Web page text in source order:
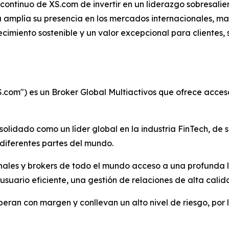
de XS.com de invertir en un liderazgo
su presencia en los mercados internacionales,
sostenible y un valor excepcional para
es un Broker Global Multiactivos que ofrece
como un líder global en la industria FinTech,
partes del mundo.
y brokers de todo el mundo acceso a una
eficiente, una gestión de relaciones de alta
con margen y conllevan un alto nivel de riesgo,